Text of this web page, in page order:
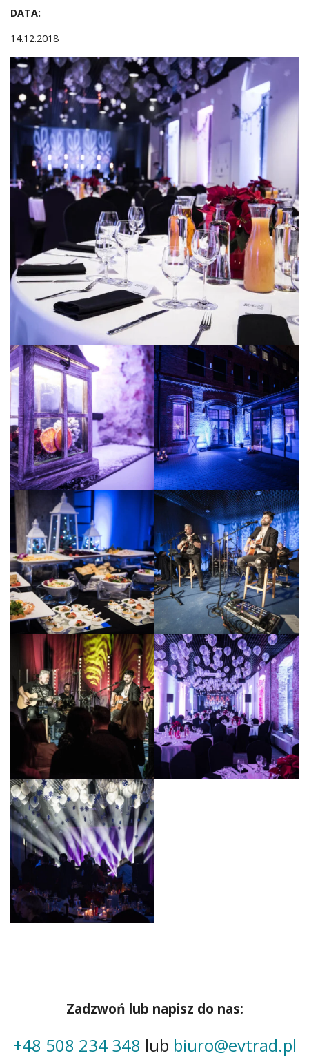
DATA:
14.12.2018
Zadzwoń lub napisz do nas:
+48 508 234 348 lub biuro@evtrad.pl